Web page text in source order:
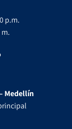
p.m.
Medellín